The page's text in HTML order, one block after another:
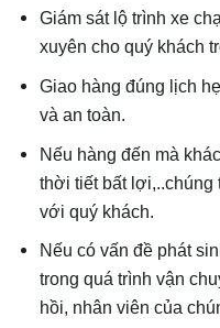
Giám sát lộ trình xe
xuyên cho quý khách
Giao hàng đúng lịch
và an toàn.
Nếu hàng đến mà
thời tiết bất lợi,..chúng
với quý khách.
Nếu có vấn đề phát
trong quá trình vận
hồi, nhân viên của